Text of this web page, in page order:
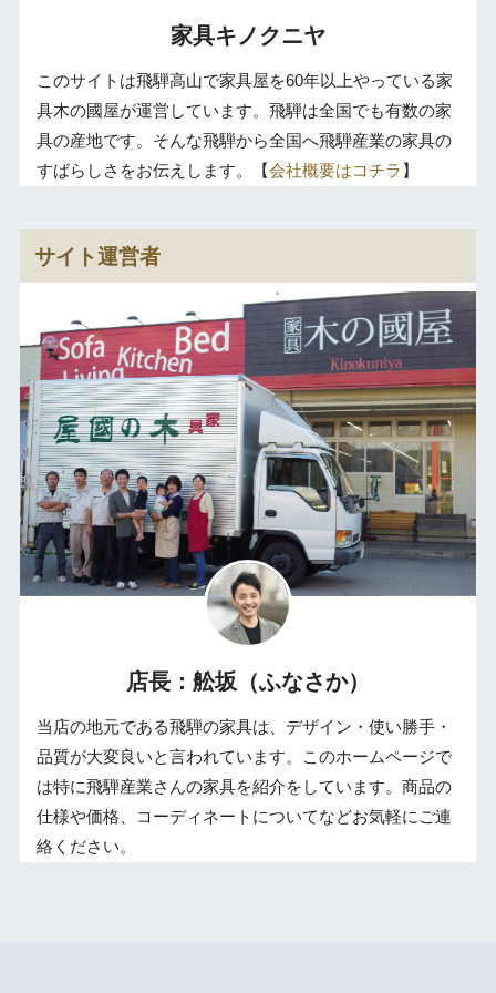
家具キノクニヤ
このサイトは飛騨高山で家具屋を60年以上やっている家
具木の國屋が運営しています。飛騨は全国でも有数の家
具の産地です。そんな飛騨から全国へ飛騨産業の家具の
すばらしさをお伝えします。【会社概要はコチラ 】
サイト運営者
店長：舩坂（ふなさか）
当店の地元である飛騨の家具は、デザイン・使い勝手・
品質が大変良いと言われています。このホームページで
は特に飛騨産業さんの家具を紹介をしています。商品の
仕様や価格、コーディネートについてなどお気軽にご連
絡ください。